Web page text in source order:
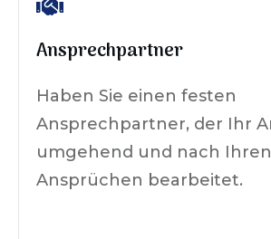
Ansprechpartner
Haben Sie einen festen
Ansprechpartner, der Ihr
umgehend und nach Ihren
Ansprüchen bearbeitet.